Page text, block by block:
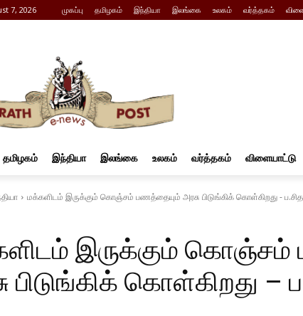
7, 2026 முகப்பு தமிழகம் இந்தியா இலங்கை உலகம் வர்த்தகம்
தமிழகம் இந்தியா இலங்கை உலகம் வர்த்தகம் விளையாட்டு
மக்களிடம் இருக்கும் கொஞ்சம் பணத்தையும் அரசு பிடுங்கிக் கொள்கிறது -
இருக்கும்
பிடுங்கிக் கொள்கிறது –